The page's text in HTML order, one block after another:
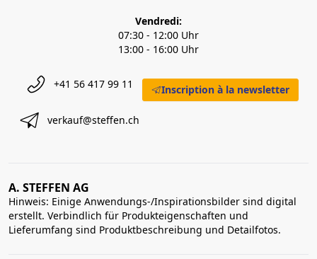
Vendredi:
07:30 - 12:00 Uhr
13:00 - 16:00 Uhr
+41 56 417 99 11
verkauf@steffen.ch
Inscription à la newsletter
A. STEFFEN AG
Hinweis: Einige Anwendungs-/Inspirationsbilder sind digital
erstellt. Verbindlich für Produkteigenschaften und
Lieferumfang sind Produktbeschreibung und Detailfotos.